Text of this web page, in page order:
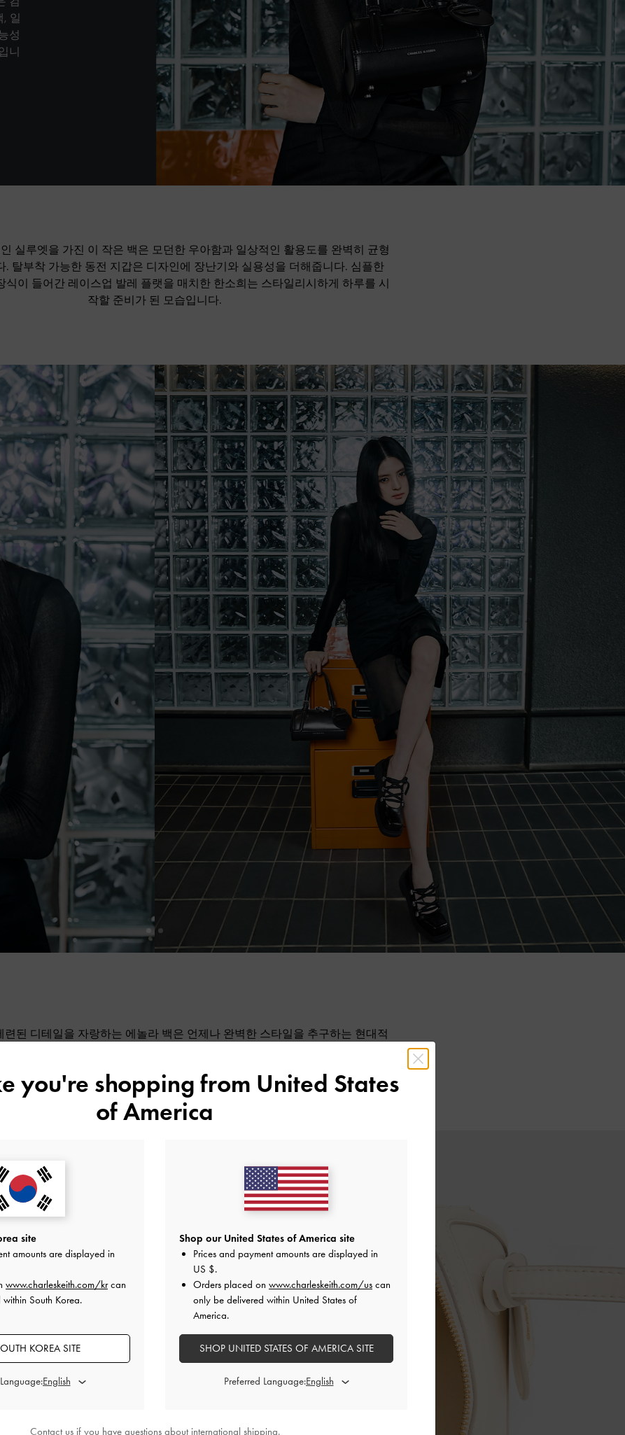
, 일
성
니
실루엣을 가진 이 작은 백은 모던한 우아함과 일상적인 활용도를 완벽히 균형
. 탈부착 가능한 동전 지갑은 디자인에 장난기와 실용성을 더해줍니다. 심플한
식이 들어간 레이스업 발레 플랫을 매치한 한소희는 스타일리시하게 하루를 시
작할 준비가 된 모습입니다.
련된 디테일을 자랑하는 에놀라 백은 언제나 완벽한 스타일을 추구하는 현대적
에 적합한 투톤 캔버스 버전도 포함되어 있습니다. 컴팩트한 디자인부터 넉넉한
까지, 에놀라 백은 당신의 일상에 자연스럽게 녹아들도록 디자인인되었습니다.
you're shopping from United States
of America
site
amounts are displayed in
www.charleskeith.com/krcan
South Korea.
KOREA SITE
Shop our United States of America site
Prices and payment amounts are displayed in
US $.
Orders placed on www.charleskeith.com/us can
only be delivered within United States of
America.
SHOP UNITED STATES OF AMERICA SITE
Preferred Language:
Contact usif you have questions about international shipping.